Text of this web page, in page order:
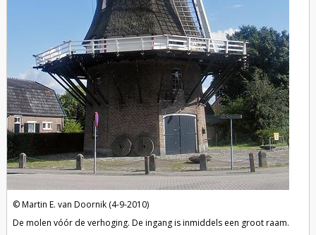
Martin E. van Doornik (4-9-2010)
De molen vóór de verhoging. De ingang is inmiddels een groot raam.